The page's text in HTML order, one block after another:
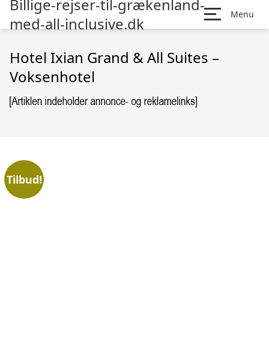
Billige-rejser-til-grækenland-
med-all-inclusive.dk
Menu
Hotel Ixian Grand & All Suites –
Voksenhotel
Tilbud!